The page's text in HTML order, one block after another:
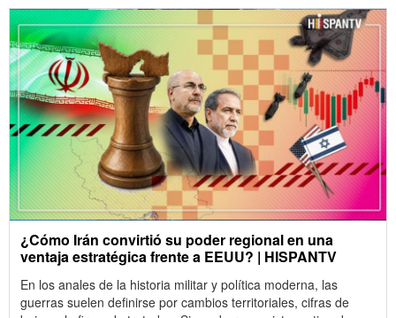
¿Cómo Irán convirtió su poder regional en una
ventaja estratégica frente a EEUU? | HISPANTV
En los anales de la historia militar y política moderna, las
guerras suelen definirse por cambios territoriales, cifras de